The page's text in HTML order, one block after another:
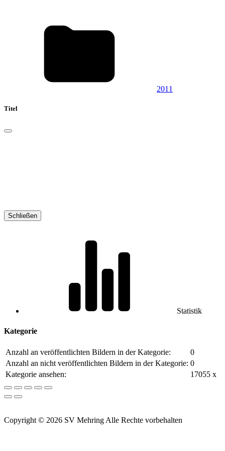
2011
Titel
Schließen
Statistik
Kategorie
Anzahl an veröffentlichten Bildern in der Kategorie:
0
Anzahl an nicht veröffentlichten Bildern in der Kategorie: 0
Kategorie ansehen:
17055 x
Copyright © 2026 SV Mehring Alle Rechte vorbehalten